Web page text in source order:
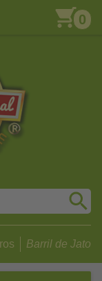
0
Barril de